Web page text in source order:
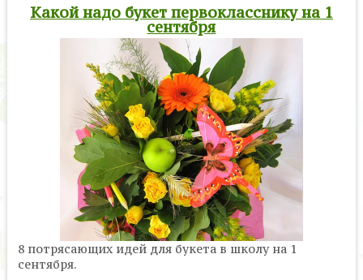
Какой надо букет первокласснику на 1
сентября
8 потрясающих идей для букета в школу на 1
сентября.